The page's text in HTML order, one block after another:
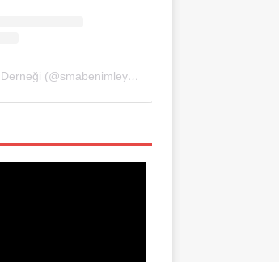
SMA Benimle Yürü Derneği (@smabenimleyuru)'in paylaştığı bir gönderi